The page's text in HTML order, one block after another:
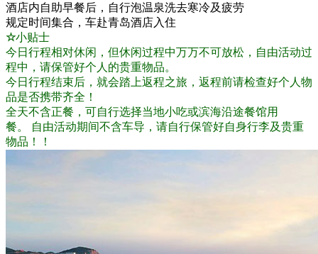
酒店内自助早餐后，自行泡温泉洗去寒冷及疲劳
规定时间集合，车赴青岛酒店入住
☆小贴士
今日行程相对休闲，但休闲过程中万万不可放松，自由活动过
程中，请保管好个人的贵重物品。
今日行程结束后，就会踏上返程之旅，返程前请检查好个人物
品是否携带齐全！
全天不含正餐，可自行选择当地小吃或滨海沿途餐馆用
餐。 自由活动期间不含车导，请自行保管好自身行李及贵重
物品！！